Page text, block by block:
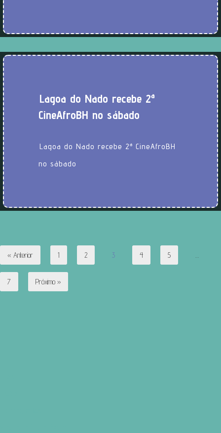
Lagoa do Nado recebe 2ª
CineAfroBH no sábado
Lagoa do Nado recebe 2ª CineAfroBH
no sábado
« Anterior 1 2 3 4 5
7 Próximo »